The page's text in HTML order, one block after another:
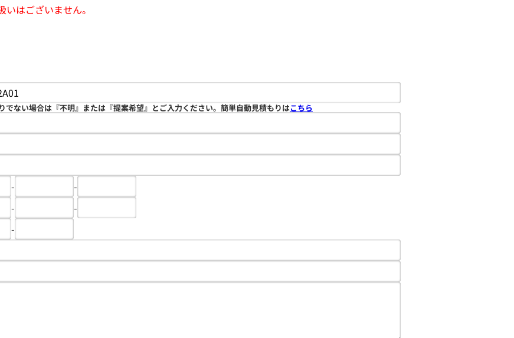
はございません。
でない場合は『不明』または『提案希望』とご入力ください。簡単自動見積もりはこちら
-
-
-
-
-